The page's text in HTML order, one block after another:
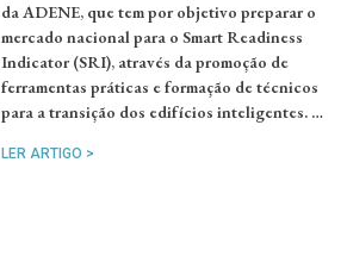
da ADENE, que tem por objetivo preparar o
mercado nacional para o Smart Readiness
Indicator (SRI), através da promoção de
ferramentas práticas e formação de técnicos
para a transição dos edifícios inteligentes. …
LER ARTIGO >